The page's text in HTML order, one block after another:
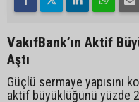
VakıfBank’ın Aktif
Aştı
Güçlü sermaye yapısını
aktif büyüklüğünü yüzde